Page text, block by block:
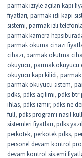
parmak iziyle açılan kapı
fiyatları, parmak izli kapı
sistemi, parmak izli
parmak kamera
parmak okuma cihazı
cihazı, parmak okutma
okuyucu, parmak okuyucu
okuyucu kapı kilidi,
parmak okuyucu sistem,
pdks, pdks açılımı, pdks btr
ihlas, pdks izmir, pdks ne
full, pdks programı nasıl
sistemleri fiyatları, pdks
perkotek, perkotek pdks,
personel devam kontrol
devam kontrol sistemi